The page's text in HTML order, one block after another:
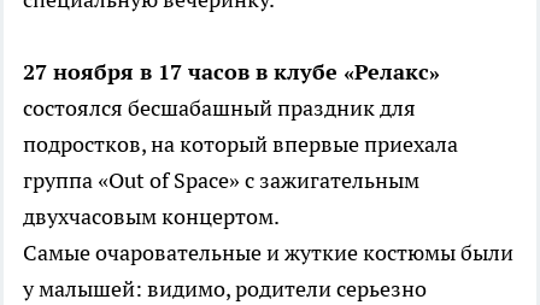
27 ноября в 17 часов в клубе «Релакс»
состоялся бесшабашный праздник для
подростков, на который впервые приехала
группа «Out of Space» с зажигательным
двухчасовым концертом.
Самые очаровательные и жуткие костюмы были
у малышей: видимо, родители серьезно